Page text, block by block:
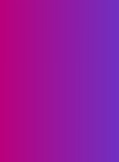
Jogue online com